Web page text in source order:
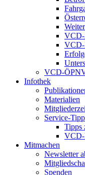
VCD-
VCD-
VCD-
Infothek
Materialien
Service-
Tipps
VCD-
Mitmachen
Newsletter
Spenden